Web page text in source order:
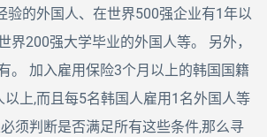
验的外国人、在世界500强企业有1年以
界200强大学毕业的外国人等。 另外，
。 加入雇用保险3个月以上的韩国国籍
以上,而且每5名韩国人雇用1名外国人等
须判断是否满足所有这些条件,那么寻